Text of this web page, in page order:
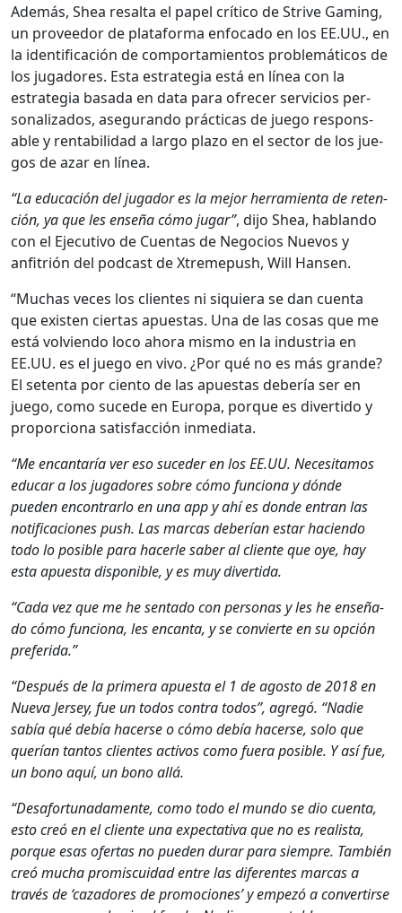
Además, Shea resalta el papel críti­co de Strive Gam­ing,
un provee­dor de platafor­ma enfo­ca­do en los EE.UU., en
la iden­ti­fi­cación de com­por­tamien­tos prob­lemáti­cos de
los jugadores. Esta estrate­gia está en línea con la
estrate­gia basa­da en data para ofre­cer ser­vi­cios per­
son­al­iza­dos, ase­gu­ran­do prác­ti­cas de juego respon­s­
able y rentabil­i­dad a largo pla­zo en el sec­tor de los jue­
gos de azar en línea.
“La edu­cación del jugador es la mejor her­ramien­ta de reten­
ción, ya que les enseña cómo jugar”, dijo Shea, hablan­do
con el Ejec­u­ti­vo de Cuen­tas de Nego­cios Nuevos y
anfitrión del pod­cast de Xtreme­push, Will Hansen.
“Muchas veces los clientes ni siquiera se dan cuen­ta
que exis­ten cier­tas apues­tas. Una de las cosas que me
está volvien­do loco aho­ra mis­mo en la indus­tria en
EE.UU. es el juego en vivo. ¿Por qué no es más grande?
El seten­ta por cien­to de las apues­tas debería ser en
juego, como sucede en Europa, porque es diver­tido y
pro­por­ciona sat­is­fac­ción inmedi­a­ta.
“Me encan­taría ver eso suced­er en los EE.UU. Nece­si­ta­mos
edu­car a los jugadores sobre cómo fun­ciona y dónde
pueden encon­trar­lo en una app y ahí es donde entran las
noti­fi­ca­ciones push. Las mar­cas deberían estar hacien­do
todo lo posi­ble para hac­er­le saber al cliente que oye, hay
esta apues­ta disponible, y es muy diver­ti­da.
“Cada vez que me he sen­ta­do con per­sonas y les he enseña­
do cómo fun­ciona, les encan­ta, y se con­vierte en su opción
preferi­da.”
“Después de la primera apues­ta el 1 de agos­to de 2018 en
Nue­va Jer­sey, fue un todos con­tra todos”, agregó. “Nadie
sabía qué debía hac­erse o cómo debía hac­erse, solo que
querían tan­tos clientes activos como fuera posi­ble. Y así fue,
un bono aquí, un bono allá.
“Desafor­tu­nada­mente, como todo el mun­do se dio cuen­ta,
esto creó en el cliente una expec­ta­ti­va que no es real­ista,
porque esas ofer­tas no pueden durar para siem­pre. Tam­bién
creó mucha promis­cuidad entre las difer­entes mar­cas a
través de ‘cazadores de pro­mo­ciones’ y empezó a con­ver­tirse